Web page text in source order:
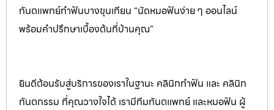
ทันตแพทย์ทำฟันบางขุนเทียน “นัดหมอฟันง่าย ๆ ออนไลน์
พร้อมคำปรึกษาเบื้องต้นที่บ้านคุณ”
ยินดีต้อนรับสู่บริการของเราในฐานะ คลินิกทำฟัน และ คลินิก
ทันตกรรม ที่คุณวางใจได้ เรามีทีมทันตแพทย์ และหมอฟัน ผู้